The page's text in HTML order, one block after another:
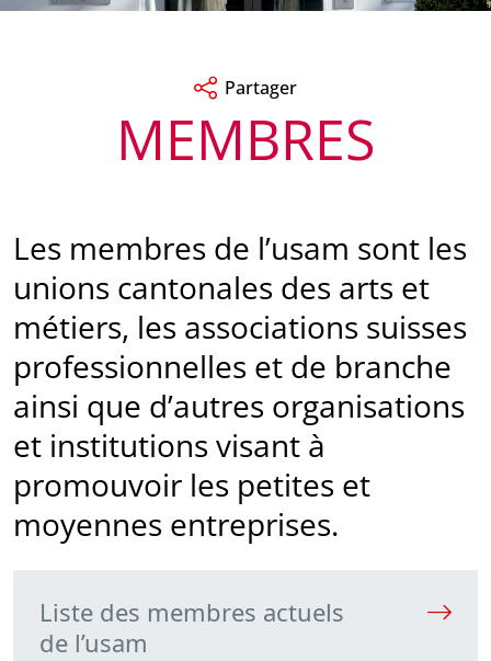
Partager
MEMBRES
Les membres de l’usam sont les
unions cantonales des arts et
métiers, les asso­ci­ations suisses
professionnelles et de branche
ainsi que d’autres organisations
et institutions visant à
promouvoir les petites et
moyennes entreprises.
Liste des membres actuels
de l’usam